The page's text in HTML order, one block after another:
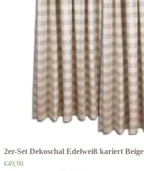
2er-Set Dekoschal Edelweiß kariert Beige
€49,90